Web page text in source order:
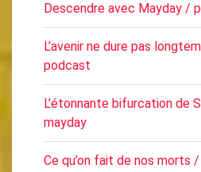
Descendre avec Mayday /
L’avenir ne dure pas
podcast
L’étonnante bifurcation de
mayday
Ce qu’on fait de nos morts